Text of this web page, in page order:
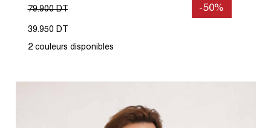
-50%
79.900 DT
39.950 DT
2 couleurs disponibles